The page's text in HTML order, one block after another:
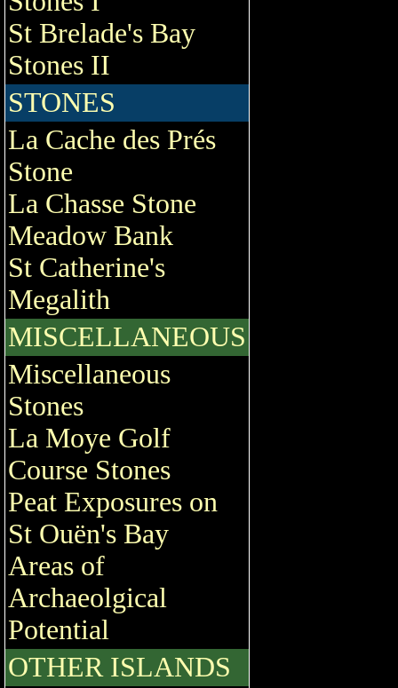
St Brelade's Bay
Stones II
STONES
La Cache des Prés
Stone
La Chasse Stone
Meadow Bank
St Catherine's
Megalith
MISCELLANEOUS
Miscellaneous
Stones
La Moye Golf
Course Stones
Peat Exposures on
St Ouën's Bay
Areas of
Archaeolgical
Potential
OTHER ISLANDS